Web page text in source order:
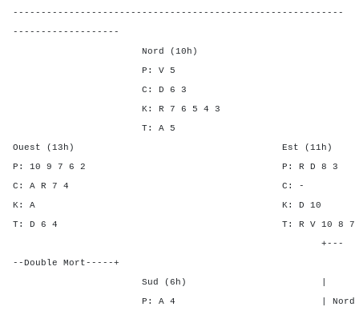
-----------------------------------------------------------
-------------------
Nord (10h)
P: V 5
C: D 6 3
K: R 7 6 5 4 3
T: A 5
Ouest (13h) Est (11h)
P: 10 9 7 6 2 P: R D
C: A R 7 4
K: A K: D
T: D 6 4 T: R V 10 8 7
+---
--Double Mort-----+
Sud (6h) | SA P C
P: A 4 | Nord - -